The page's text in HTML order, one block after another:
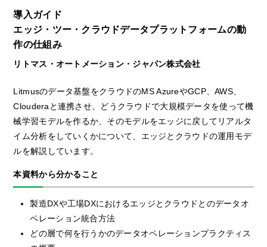
導入ガイド
エッジ・ツー・クラウドデータプラットフォームの動
作の仕組み
リトマス・オートメーション・ジャパン株式会社
Litmusのデータ基盤をクラウドのMS AzureやGCP、AWS、
Clouderaと連携させ、どうクラウドで大規模データを使って機
械学習モデルを作るか、そのモデルをエッジに戻してリアルタ
イム分析をしていくかについて、エッジとクラウドの運用モデ
ルを解説しています。
本資料から分かること
製造DXや工場DXにおけるエッジとクラウドとのデータオ
ペレーション統合方法
どの層で何を行うかのデータオペレーションプラクティス